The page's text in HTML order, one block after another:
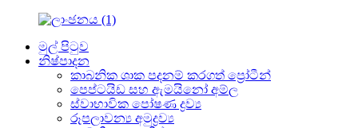
මුල් පිටුව
නිෂ්පාදන
කාබනික ශාක පදනම් කරගත් ප්‍රෝටීන්
පෙප්ටයිඩ සහ ඇමයිනෝ අම්ල
ස්වාභාවික පෝෂණ ද්‍රව්‍ය
රූපලාවන්‍ය අමුද්‍රව්‍ය